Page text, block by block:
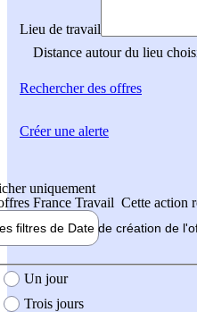
Lieu de travail
Distance autour du lieu
Rechercherdes offres
uniquement
France Travail Cette action
filtres de Date de création de
création de l'offre
Un jour
Trois jours
Créer une alerte